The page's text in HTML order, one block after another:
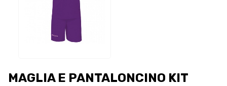
MAGLIA E PANTALONCINO KIT